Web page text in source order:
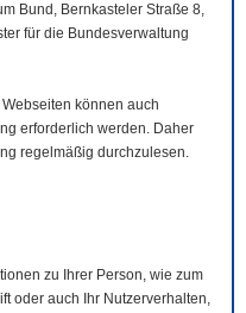
Bund, Bernkasteler Straße 8,
für die Bundesverwaltung
können auch
erforderlich werden. Daher
regelmäßig durchzulesen.
zu Ihrer Person, wie zum
oder auch Ihr Nutzerverhalten,